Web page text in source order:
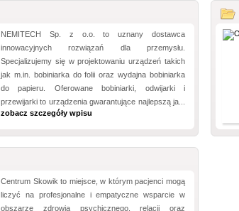
NEMITECH Sp. z o.o. to uznany dostawca
innowacyjnych rozwiązań dla przemysłu.
Specjalizujemy się w projektowaniu urządzeń takich
jak m.in. bobiniarka do folii oraz wydajna bobiniarka
do papieru. Oferowane bobiniarki, odwijarki i
przewijarki to urządzenia gwarantujące najlepszą ja...
zobacz szczegóły wpisu
Centrum Skowik to miejsce, w którym pacjenci mogą
liczyć na profesjonalne i empatyczne wsparcie w
obszarze zdrowia psychicznego, relacji oraz